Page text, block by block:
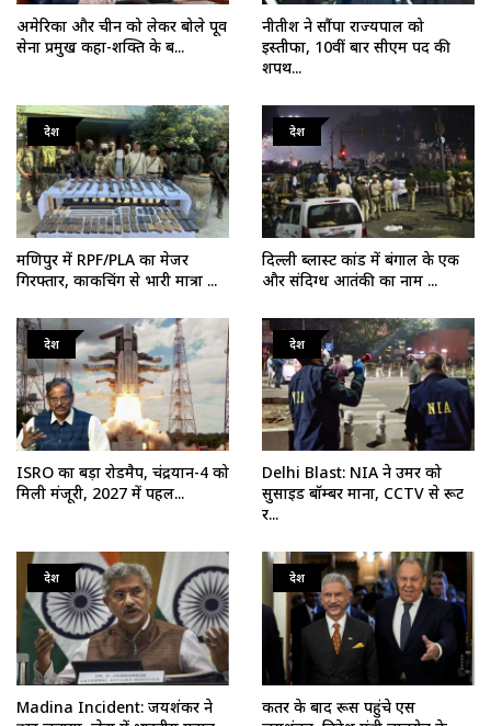
अमेरिका और चीन को लेकर बोले पूर्व
सेना प्रमुख कहा-शक्ति के ब...
नीतीश ने सौंपा राज्यपाल को
इस्तीफा, 10वीं बार सीएम पद की
शपथ...
देश
मणिपुर में RPF/PLA का मेजर
गिरफ्तार, काकचिंग से भारी मात्रा ...
देश
दिल्ली ब्लास्ट कांड में बंगाल के एक
और संदिग्ध आतंकी का नाम ...
देश
ISRO का बड़ा रोडमैप, चंद्रयान-4 को
मिली मंजूरी, 2027 में पहल...
देश
Delhi Blast: NIA ने उमर को
सुसाइड बॉम्बर माना, CCTV से रूट
र...
देश
Madina Incident: जयशंकर ने
देश
कतर के बाद रूस पहुंचे एस